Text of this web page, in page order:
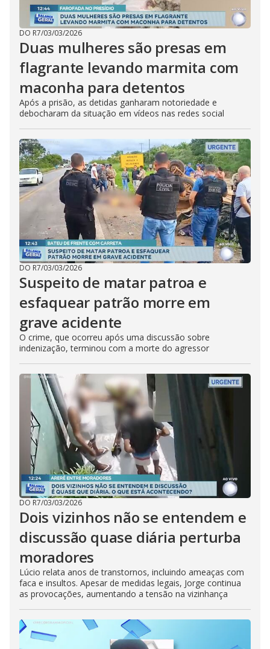
DO R7/03/03/2026
Duas mulheres são presas em
flagrante levando marmita com
maconha para detentos
Após a prisão, as detidas ganharam notoriedade e
debocharam da situação em vídeos nas redes social
DO R7/03/03/2026
Suspeito de matar patroa e
esfaquear patrão morre em
grave acidente
O crime, que ocorreu após uma discussão sobre
indenização, terminou com a morte do agressor
DO R7/03/03/2026
Dois vizinhos não se entendem e
discussão quase diária perturba
moradores
Lúcio relata anos de transtornos, incluindo ameaças com
faca e insultos. Apesar de medidas legais, Jorge continua
as provocações, aumentando a tensão na vizinhança